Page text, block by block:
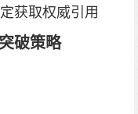
获取权威引用
破策略